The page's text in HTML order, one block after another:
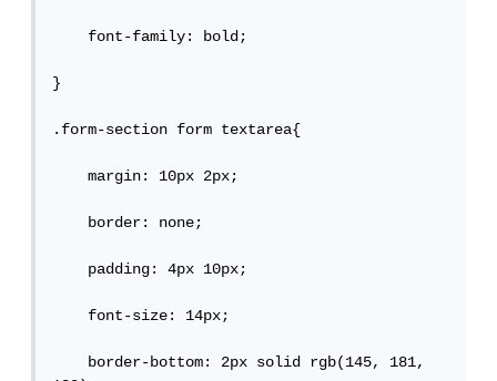
font-family: bold;
}
.form-section form textarea{
margin: 10px 2px;
border: none;
padding: 4px 10px;
font-size: 14px;
border-bottom: 2px solid rgb(145, 181,